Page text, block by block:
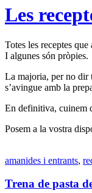
Les
Totes les receptes
I algunes són pròpies.
La majoria, per no dir
s’avingue amb la
En definitiva, cuinem
Posem a la vostra
amanides i entrants,
Trena de pasta